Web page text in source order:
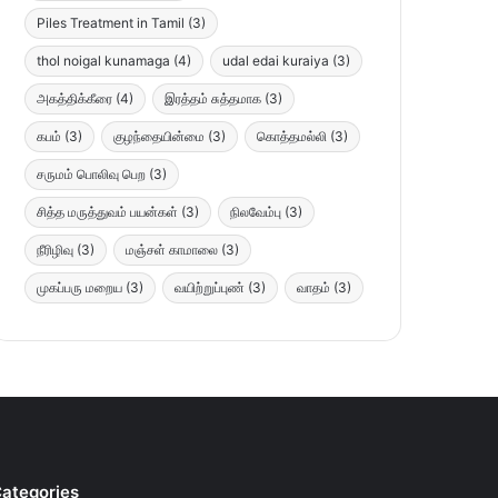
Piles Treatment in Tamil (3)
thol noigal kunamaga (4) udal edai kuraiya (3)
அகத்திக்கீரை (4) இரத்தம் சுத்தமாக (3)
கபம் (3) குழந்தையின்மை (3) கொத்தமல்லி (3)
சருமம் பொலிவு பெற (3)
சித்த மருத்துவம் பயன்கள் (3) நிலவேம்பு (3)
நீரிழிவு (3) மஞ்சள் காமாலை (3)
முகப்பரு மறைய (3) வயிற்றுப்புண் (3) வாதம் (3)